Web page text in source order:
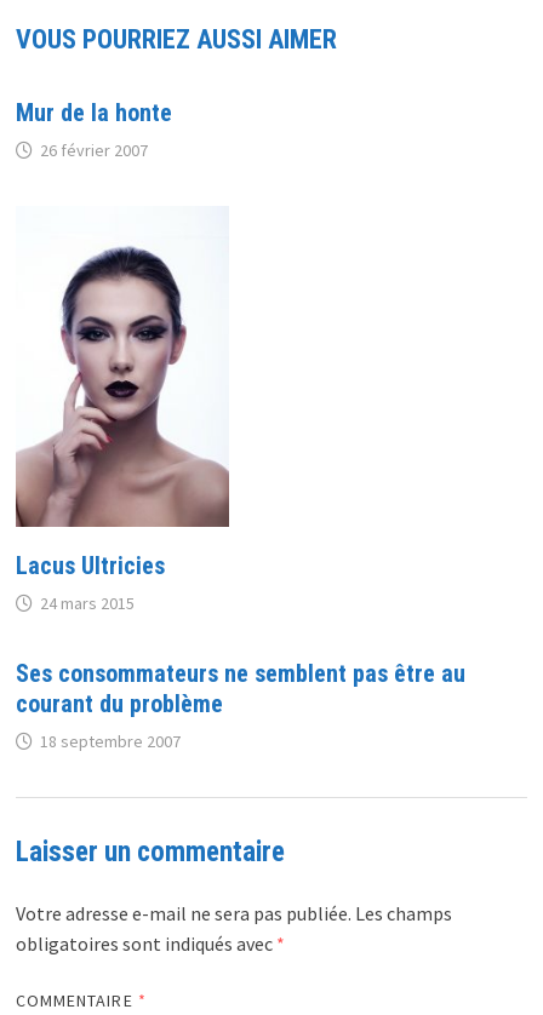
VOUS POURRIEZ AUSSI AIMER
Mur de la honte
26 février 2007
Lacus Ultricies
24 mars 2015
Ses consommateurs ne semblent pas être au
courant du problème
18 septembre 2007
Laisser un commentaire
Votre adresse e-mail ne sera pas publiée. Les champs
obligatoires sont indiqués avec *
COMMENTAIRE *